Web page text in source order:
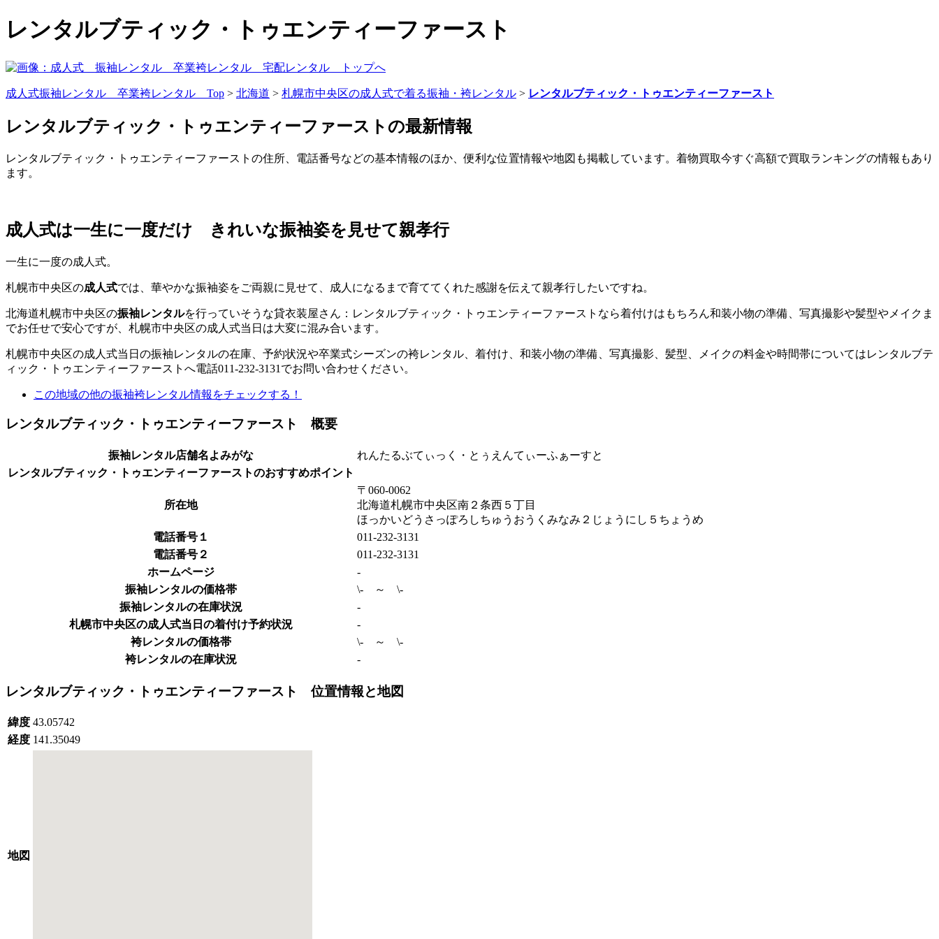
レンタルブティック・トゥエンティーファースト
成人式振袖レンタル 卒業袴レンタル Top > 北海道 > 札幌市中央区の成人式で着る振袖・袴レンタル > レンタルブティック・トゥエンティーファースト
レンタルブティック・トゥエンティーファーストの最新情報
レンタルブティック・トゥエンティーファーストの住所、電話番号などの基本情報のほか、便利な位置情報や地図も掲載しています。着物買取今すぐ高額で買取ランキングの情報もあり
ます。
成人式は一生に一度だけ きれいな振袖姿を見せて親孝行
一生に一度の成人式。
札幌市中央区の成人式では、華やかな振袖姿をご両親に見せて、成人になるまで育ててくれた感謝を伝えて親孝行したいですね。
北海道札幌市中央区の振袖レンタルを行っていそうな貸衣装屋さん：レンタルブティック・トゥエンティーファーストなら着付けはもちろん和装小物の準備、写真撮影や髪型やメイクま
でお任せで安心ですが、札幌市中央区の成人式当日は大変に混み合います。
札幌市中央区の成人式当日の振袖レンタルの在庫、予約状況や卒業式シーズンの袴レンタル、着付け、和装小物の準備、写真撮影、髪型、メイクの料金や時間帯についてはレンタルブテ
ィック・トゥエンティーファーストへ電話011-232-3131でお問い合わせください。
この地域の他の振袖袴レンタル情報をチェックする！
レンタルブティック・トゥエンティーファースト 概要
振袖レンタル店舗名よみがな
れんたるぶてぃっく・とぅえんてぃーふぁーすと
レンタルブティック・トゥエンティーファーストのおすすめポイント
所在地
〒060-0062
北海道札幌市中央区南２条西５丁目
ほっかいどうさっぽろしちゅうおうくみなみ２じょうにし５ちょうめ
電話番号１
011-232-3131
電話番号２
011-232-3131
ホームページ
-
振袖レンタルの価格帯
\- ～ \-
振袖レンタルの在庫状況
-
札幌市中央区の成人式当日の着付け予約状況
-
袴レンタルの価格帯
\- ～ \-
袴レンタルの在庫状況
-
レンタルブティック・トゥエンティーファースト 位置情報と地図
緯度 43.05742
経度 141.35049
地図